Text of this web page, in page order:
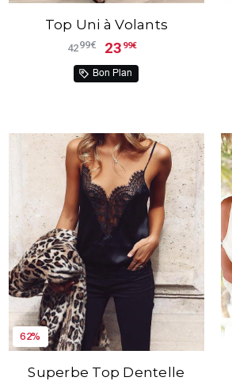
Top Uni à Volants
4299€ 23 99€
Bon Plan
62%
Superbe Top Dentelle